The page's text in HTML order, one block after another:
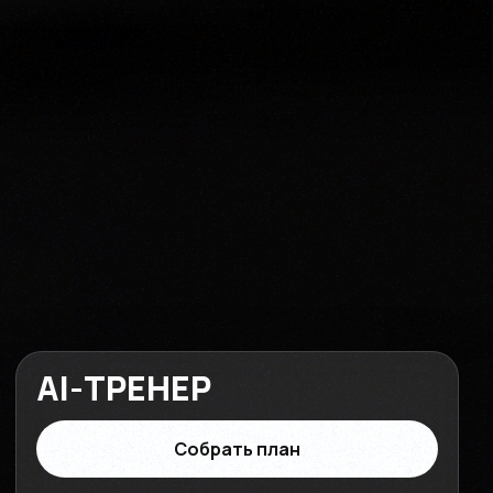
AI-ТРЕНЕР
Собрать план